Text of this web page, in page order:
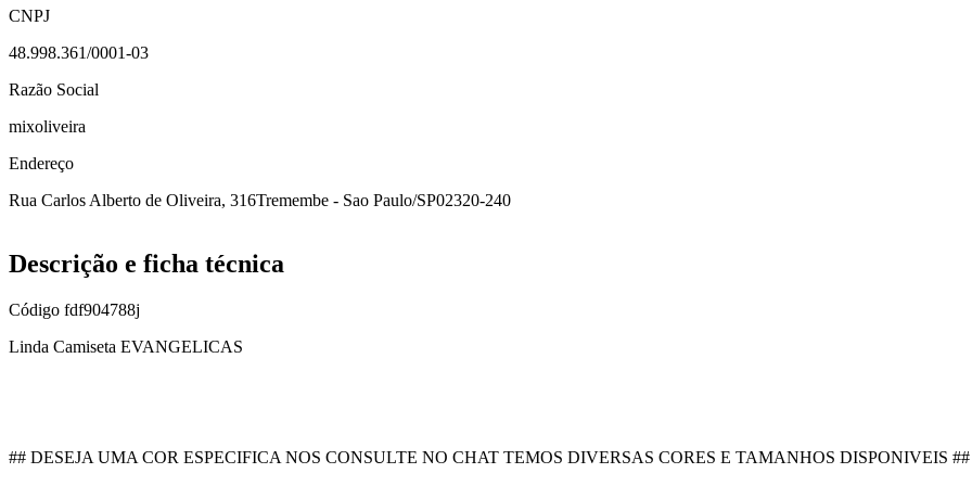
CNPJ
48.998.361/0001-03
Razão Social
mixoliveira
Endereço
Rua Carlos Alberto de Oliveira, 316Tremembe - Sao Paulo/SP02320-240
Descrição e ficha técnica
Código fdf904788j
Linda Camiseta EVANGELICAS
## DESEJA UMA COR ESPECIFICA NOS CONSULTE NO CHAT TEMOS DIVERSAS CORES E TAMANHOS DISPONIVEIS ##